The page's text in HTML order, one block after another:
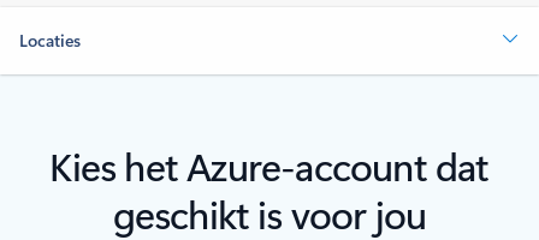
Locaties
Kies het Azure-account dat
geschikt is voor jou